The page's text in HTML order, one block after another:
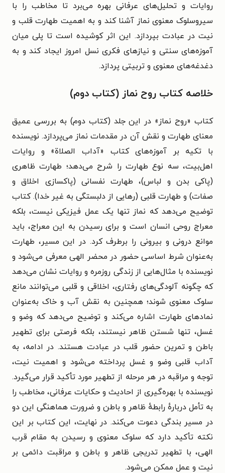
روایات و تحلیل‌های عرفانی بهره می‌برد تا مخاطب را با
سیروسلوک معنوی نماز آشنا کند و به اهمیت طهارت قلب و
نیت در عبادت بپردازد. این اثر کوشیده است تا پلی میان
آموزه‌های سنتی و نیازهای فکری نسل امروز ایجاد کند و به
دغدغه‌های معنوی و تربیتی پردازد.
خلاصه کتاب روح نماز (کتاب دوم)
کتاب «روح نماز» در این جلد (کتاب دوم) به بررسی عمیق
معنای طهارت و نقش آن در مقدمات نماز می‌پردازد. نویسنده
با تکیه بر آموزه‌های کتاب «آداب الصلاة» و روایات
اهل‌بیت، سه نوع طهارت را شرح می‌دهد؛ طهارت ظاهری
(پاکی بدن و لباس)، طهارت نفسانی (پاکسازی اخلاق و
صفات) و طهارت قلبی (رهایی از دلبستگی به غیر خدا). کتاب
توضیح می‌دهد که نماز تنها یک عمل فیزیکی نیست، بلکه
معراج روحی انسان است و برای رسیدن به این معراج، باید
موانع درونی و بیرونی را برطرف کرد. در این مسیر، طهارت
به‌عنوان شرط اساسی حضور در محضر الهی معرفی می‌شود و
نویسنده با مثال‌هایی از زندگی روزمره و روایات نشان می‌دهد
که چگونه آلودگی‌های رفتاری، اخلاقی و قلبی می‌توانند مانع
سلوک معنوی شوند؛ همچنین به نقش آب و خاک به‌عنوان
نمادهای طهارت اشاره می‌کند و توضیح می‌دهد که وضو و
غسل، تنها شستن ظاهر نیستند، بلکه فرصتی برای تطهیر
باطن و تمرین حضور قلب در عبادت هستند. در ادامه، به
آداب قلبی وضو و غسل پرداخته می‌شود و اهمیت نیت،
توجه و مراقبه در هر مرحله از تطهیر مورد تأکید قرار می‌گیرد.
نویسنده با بهره‌گیری از احادیث و حکایات عرفانی، مخاطب را
به تأمل دربارهٔ رابطهٔ ظاهر و باطن و ضرورت هماهنگی این دو
در مسیر بندگی دعوت می‌کند. در نهایت، این کتاب بر این
نکته تأکید دارد که سلوک معنوی و رسیدن به مقام قرب
الهی، با تطهیر تدریجی ظاهر و باطن و مراقبت دائمی بر
نیت و عمل ممکن می‌شود.